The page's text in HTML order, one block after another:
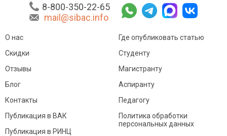
8-800-350-22-65
mail@sibac.info
О нас
Скидки
Отзывы
Блог
Контакты
Где опубликовать статью
Студенту
Магистранту
Аспиранту
Педагогу
Публикация в ВАК
Публикация в РИНЦ
Политика обработки
персональных данных